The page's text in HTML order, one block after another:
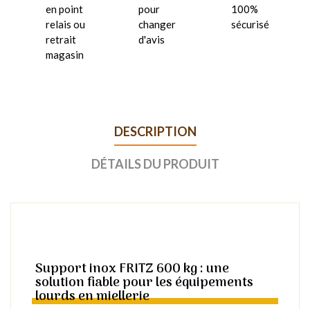
en point
relais ou
retrait
magasin
pour
changer
d'avis
100%
sécurisé
DESCRIPTION
DÉTAILS DU PRODUIT
Support inox FRITZ 600 kg : une
solution fiable pour les équipements
lourds en miellerie